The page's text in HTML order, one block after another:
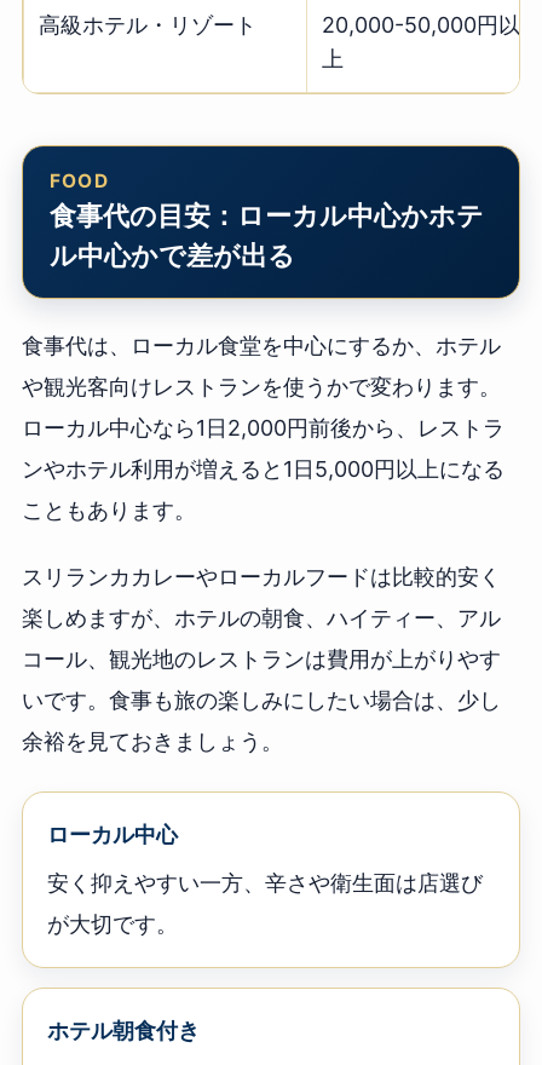
高級ホテル・リゾート
20,000-50,000円以
上
食事代の目安：ローカル中心かホテ
ル中心かで差が出る
食事代は、ローカル食堂を中心にするか、ホテル
や観光客向けレストランを使うかで変わります。
ローカル中心なら1日2,000円前後から、レストラ
ンやホテル利用が増えると1日5,000円以上になる
こともあります。
スリランカカレーやローカルフードは比較的安く
楽しめますが、ホテルの朝食、ハイティー、アル
コール、観光地のレストランは費用が上がりやす
いです。食事も旅の楽しみにしたい場合は、少し
余裕を見ておきましょう。
ローカル中心
安く抑えやすい一方、辛さや衛生面は店選び
が大切です。
ホテル朝食付き